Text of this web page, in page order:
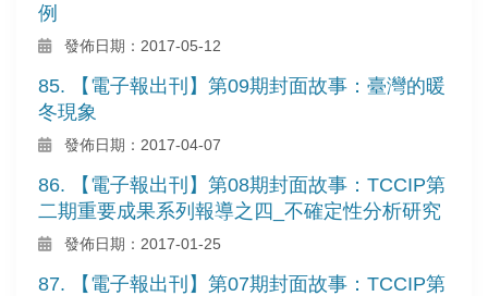
例
發佈日期：2017-05-12
85. 【電子報出刊】第09期封面故事：臺灣的暖
冬現象
發佈日期：2017-04-07
86. 【電子報出刊】第08期封面故事：TCCIP第
二期重要成果系列報導之四_不確定性分析研究
發佈日期：2017-01-25
87. 【電子報出刊】第07期封面故事：TCCIP第